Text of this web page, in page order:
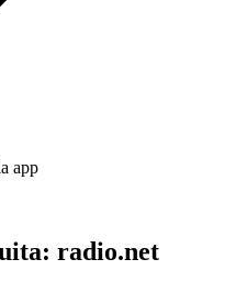
app
radio.net